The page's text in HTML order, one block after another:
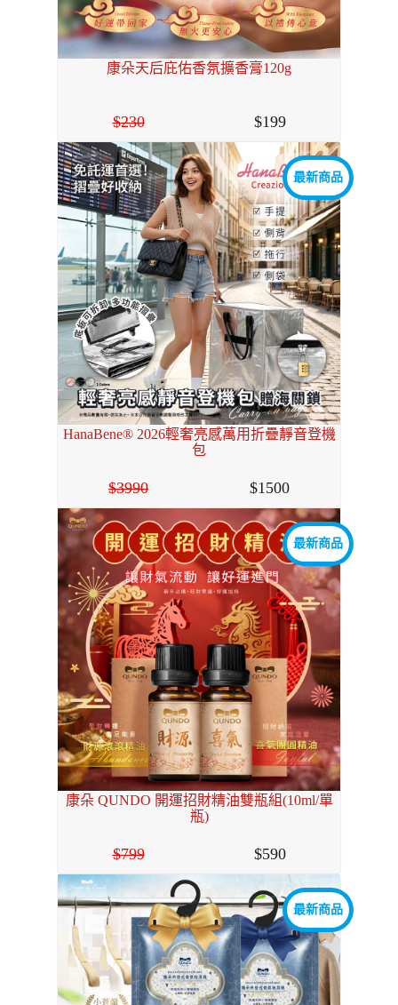
康朵天后庇佑香氛擴香膏120g
230 199
最新商品
HanaBene® 2026輕奢亮感萬用折疊靜音登機
包
3990 1500
最新商品
康朵 QUNDO 開運招財精油雙瓶組(10ml/單
瓶)
799 590
最新商品